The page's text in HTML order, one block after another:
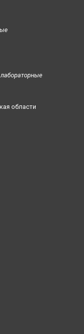
области